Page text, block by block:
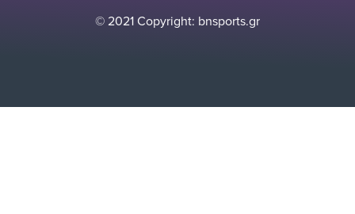
© 2021 Copyright: bnsports.gr